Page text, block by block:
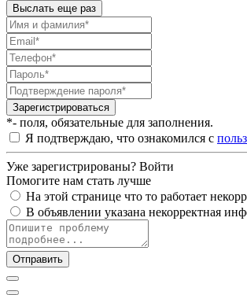
Выслать еще раз
Зарегистрироваться
*- поля, обязательные для заполнения.
Я подтверждаю, что ознакомился с
Уже зарегистрированы? Войти
Помогите нам стать лучше
На этой странице что то работает
В объявлении указана некорректная
Отправить